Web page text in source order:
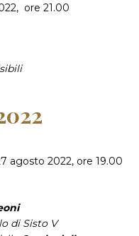
ore 21.00
agosto 2022, ore 19.00
di Sisto V